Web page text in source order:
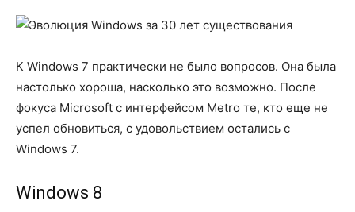
К Windows 7 практически не было вопросов. Она была
настолько хороша, насколько это возможно. После
фокуса Microsoft с интерфейсом Metro те, кто еще не
успел обновиться, с удовольствием остались с
Windows 7.
Windows 8